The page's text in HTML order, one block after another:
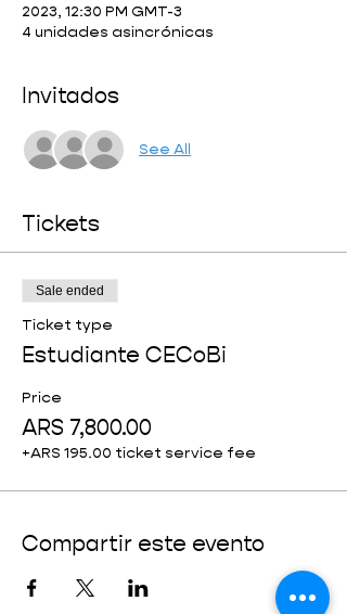
2023, 12:30 PM GMT-3
4 unidades asincrónicas
Invitados
See All
Tickets
Sale ended
Ticket type
Estudiante CECoBi
Price
ARS 7,800.00
+ARS 195.00 ticket service fee
Compartir este evento